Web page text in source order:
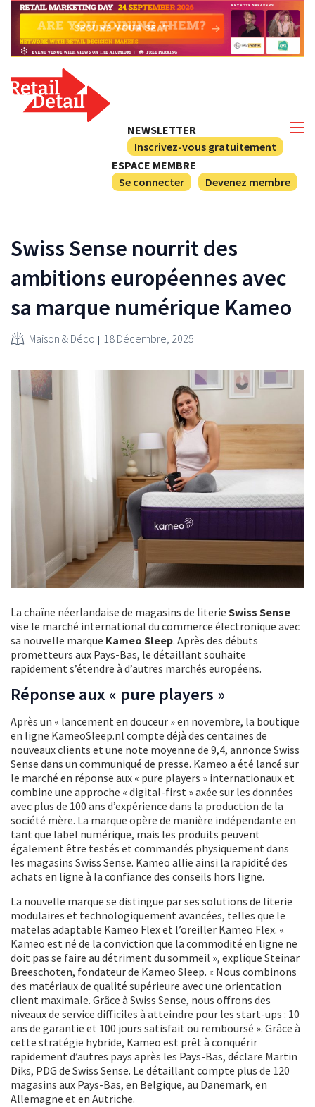
NEWSLETTER
Inscrivez-vous gratuitement
ESPACE MEMBRE
Se connecter
Devenez membre
Swiss Sense nourrit des
ambitions européennes avec
sa marque numérique Kameo
Maison & Déco 18 Décembre, 2025
La chaîne néerlandaise de magasins de literie Swiss Sense
vise le marché international du commerce électronique avec
sa nouvelle marque Kameo Sleep. Après des débuts
prometteurs aux Pays-Bas, le détaillant souhaite
rapidement s’étendre à d’autres marchés européens.
Réponse aux « pure players »
Après un « lancement en douceur » en novembre, la boutique
en ligne KameoSleep.nl compte déjà des centaines de
nouveaux clients et une note moyenne de 9,4, annonce Swiss
Sense dans un communiqué de presse. Kameo a été lancé sur
le marché en réponse aux « pure players » internationaux et
combine une approche « digital-first » axée sur les données
avec plus de 100 ans d’expérience dans la production de la
société mère. La marque opère de manière indépendante en
tant que label numérique, mais les produits peuvent
également être testés et commandés physiquement dans
les magasins Swiss Sense. Kameo allie ainsi la rapidité des
achats en ligne à la confiance des conseils hors ligne.
La nouvelle marque se distingue par ses solutions de literie
modulaires et technologiquement avancées, telles que le
matelas adaptable Kameo Flex et l’oreiller Kameo Flex. «
Kameo est né de la conviction que la commodité en ligne ne
doit pas se faire au détriment du sommeil », explique Steinar
Breeschoten, fondateur de Kameo Sleep. « Nous combinons
des matériaux de qualité supérieure avec une orientation
client maximale. Grâce à Swiss Sense, nous offrons des
niveaux de service difficiles à atteindre pour les start-ups : 10
ans de garantie et 100 jours satisfait ou remboursé ». Grâce à
cette stratégie hybride, Kameo est prêt à conquérir
rapidement d’autres pays après les Pays-Bas, déclare Martin
Diks, PDG de Swiss Sense. Le détaillant compte plus de 120
magasins aux Pays-Bas, en Belgique, au Danemark, en
Allemagne et en Autriche.